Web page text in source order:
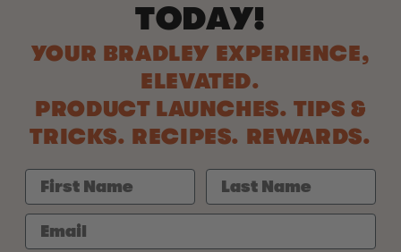
TODAY!
YOUR BRADLEY EXPERIENCE,
ELEVATED.
PRODUCT LAUNCHES. TIPS &
TRICKS. RECIPES. REWARDS.